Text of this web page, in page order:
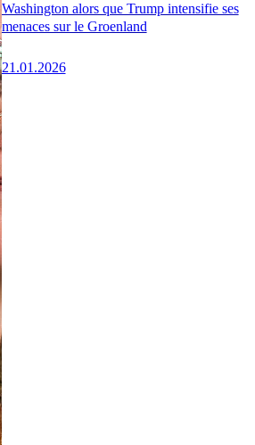
Washington alors que Trump intensifie ses
menaces sur le Groenland
21.01.2026